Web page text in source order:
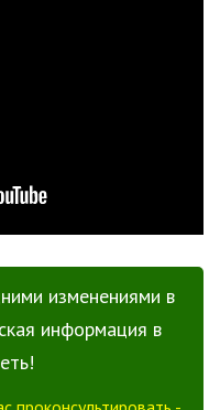
изменениями в
информация в